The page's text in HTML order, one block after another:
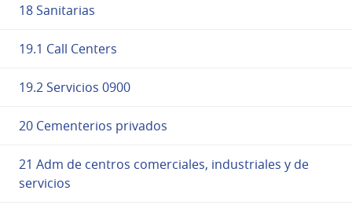
18 Sanitarias
19.1 Call Centers
19.2 Servicios 0900
20 Cementerios privados
21 Adm de centros comerciales, industriales y de
servicios